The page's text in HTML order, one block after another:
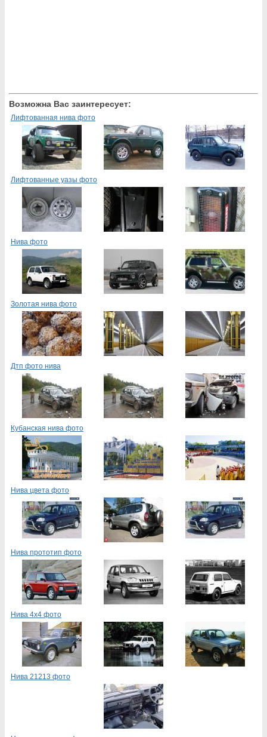
Возможна Вас заинтересует:
Лифтованная нива фото
Лифтованные уазы фото
Нива фото
Золотая нива фото
Дтп фото нива
Кубанская нива фото
Нива цвета фото
Нива прототип фото
Нива 4х4 фото
Нива 21213 фото